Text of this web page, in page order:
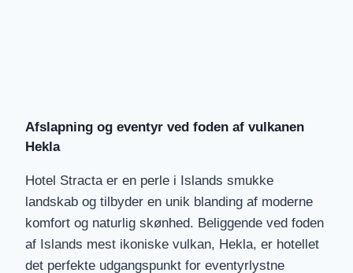
Afslapning og eventyr ved foden af vulkanen
Hekla
Hotel Stracta er en perle i Islands smukke
landskab og tilbyder en unik blanding af moderne
komfort og naturlig skønhed. Beliggende ved foden
af Islands mest ikoniske vulkan, Hekla, er hotellet
det perfekte udgangspunkt for eventyrlystne